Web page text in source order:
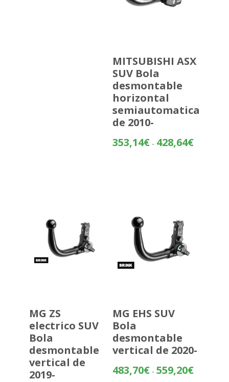
MITSUBISHI ASX
SUV Bola
desmontable
horizontal
semiautomatica
de 2010-
353,14€ - 428,64€Rango
MG ZS
electrico SUV
Bola
desmontable
vertical de
2019-
MG EHS SUV
Bola
desmontable
vertical de 2020-
483,70€ - 559,20€Rango